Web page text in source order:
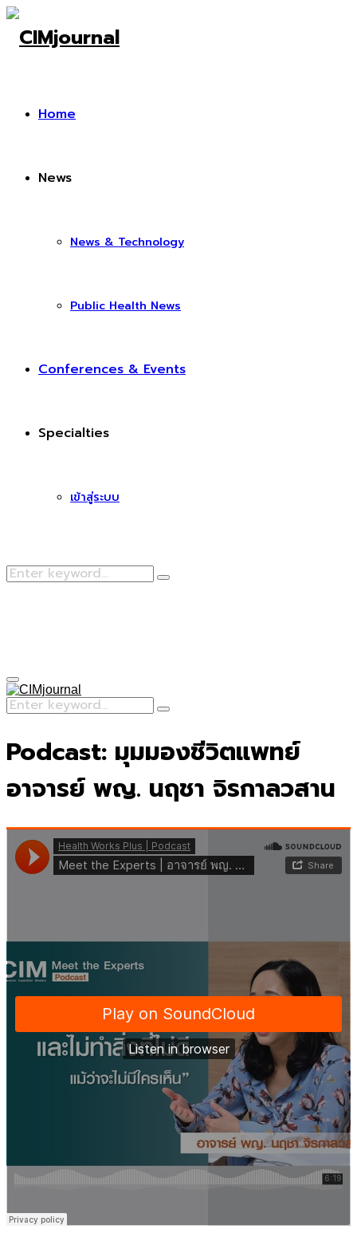
Home
News
News & Technology
Public Health News
Conferences & Events
Specialties
เข้าสู่ระบบ
Search
Search
Primary
Menu
Search
for:
Search
Podcast: มุมมองชีวิตแพทย์
อาจารย์ พญ. นฤชา จิรกาลวสาน